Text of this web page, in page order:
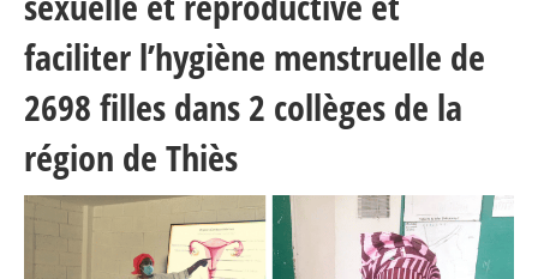
faciliter l’hygiène menstruelle de
2698 filles dans 2 collèges de la
région de Thiès